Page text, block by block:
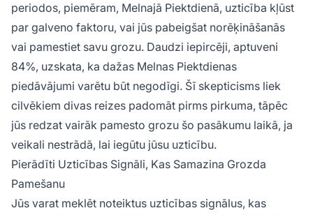
periodos, piemēram, Melnajā Piektdienā, uzticība kļūst
par galveno faktoru, vai jūs pabeigšat norēķināšanās
vai pamestiet savu grozu. Daudzi iepircēji, aptuveni
84%, uzskata, ka dažas Melnas Piektdienas
piedāvājumi varētu būt negodīgi. Šī skepticisms liek
cilvēkiem divas reizes padomāt pirms pirkuma, tāpēc
jūs redzat vairāk pamesto grozu šo pasākumu laikā, ja
veikali nestrādā, lai iegūtu jūsu uzticību.
Pierādīti Uzticības Signāli, Kas Samazina Grozda
Pamešanu
Jūs varat meklēt noteiktus uzticības signālus, kas